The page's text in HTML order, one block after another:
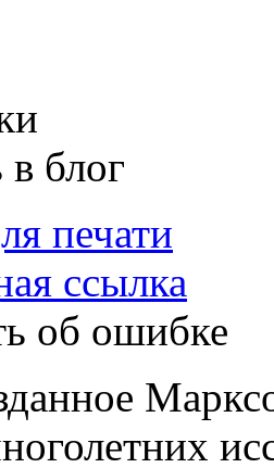
в блог
печати
ссылка
об ошибке